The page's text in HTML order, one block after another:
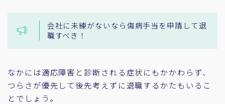
会社に未練がないなら傷病手当を申請して退
職すべき！
なかには適応障害と診断される症状にもかかわらず、
つらさが優先して後先考えずに退職するかたもいるこ
とでしょう。